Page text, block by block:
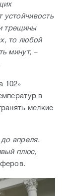
устойчивость
трещины
то любой
минут, –
102»
в
мелкие
апреля.
плюс,